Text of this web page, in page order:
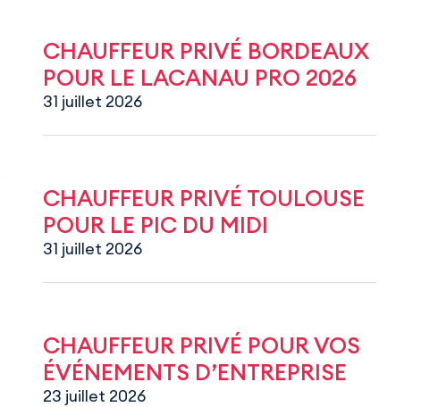
CHAUFFEUR PRIVÉ BORDEAUX
POUR LE LACANAU PRO 2026
31 juillet 2026
CHAUFFEUR PRIVÉ TOULOUSE
POUR LE PIC DU MIDI
31 juillet 2026
CHAUFFEUR PRIVÉ POUR VOS
ÉVÉNEMENTS D’ENTREPRISE
23 juillet 2026